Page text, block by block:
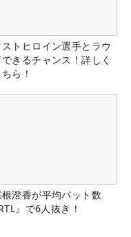
トヒロイン選手とラウ
できるチャンス！詳しく
ら！
澄香が平均パット数
』で6人抜き！